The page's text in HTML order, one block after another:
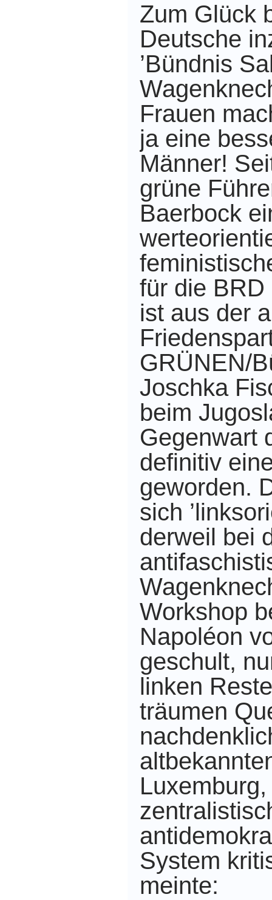
Zum Glück
Deutsche
’Bündnis
Frauen
ja eine
Männer!
grüne
Baerbock
für die
ist aus der
GRÜNEN/
Joschka
beim
Gegenwart
definitiv
geworden.
sich
derweil bei
Workshop
Napoléon
geschult,
linken
träumen
System
meinte: